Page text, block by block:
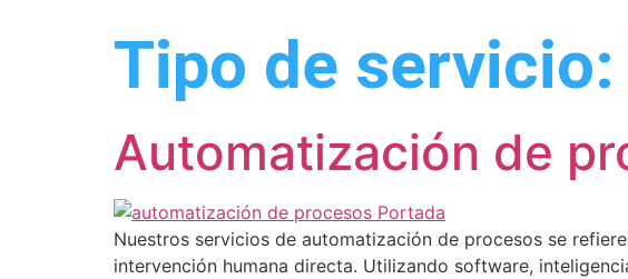
Tipo de servicio:
Automatización de
Nuestros servicios de automatización de procesos se
intervención humana directa. Utilizando software,